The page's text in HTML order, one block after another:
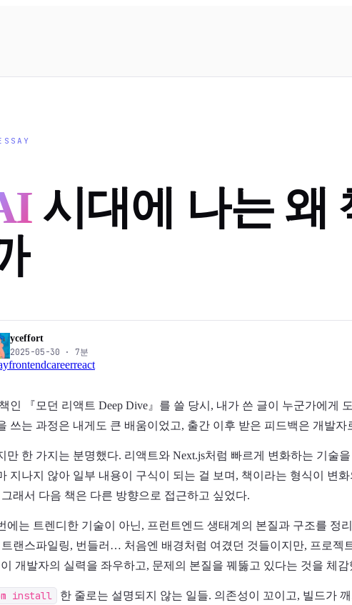
시대에 나는 왜
yceffort
2025-05-30 · 7분
frontendcareerreact
인 『모던 리액트 Deep Dive』를 쓸 당시, 내가 쓴 글이 누군가에게
쓰는 과정은 내게도 큰 배움이었고, 출간 이후 받은 피드백은 개발
만 한 가지는 분명했다. 리액트와 Next.js처럼 빠르게 변화하는 기술
지나지 않아 일부 내용이 구식이 되는 걸 보며, 책이라는 형식이 변
그래서 다음 책은 다른 방향으로 접근하고 싶었다.
에는 트렌디한 기술이 아닌, 프런트엔드 생태계의 본질과 구조를 정
트랜스파일링, 번들러… 처음엔 배경처럼 여겼던 것들이지만, 프로젝
개발자의 실력을 좌우하고, 문제의 본질을 꿰뚫고 있다는 것을 체감
install
한 줄로는 설명되지 않는 일들. 의존성이 꼬이고, 빌드가